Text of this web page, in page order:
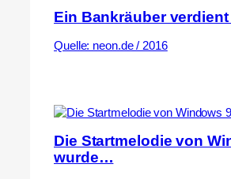
Ein Bankräuber
Quelle: neon.de / 2016
Die Startmelodie von
wurde…